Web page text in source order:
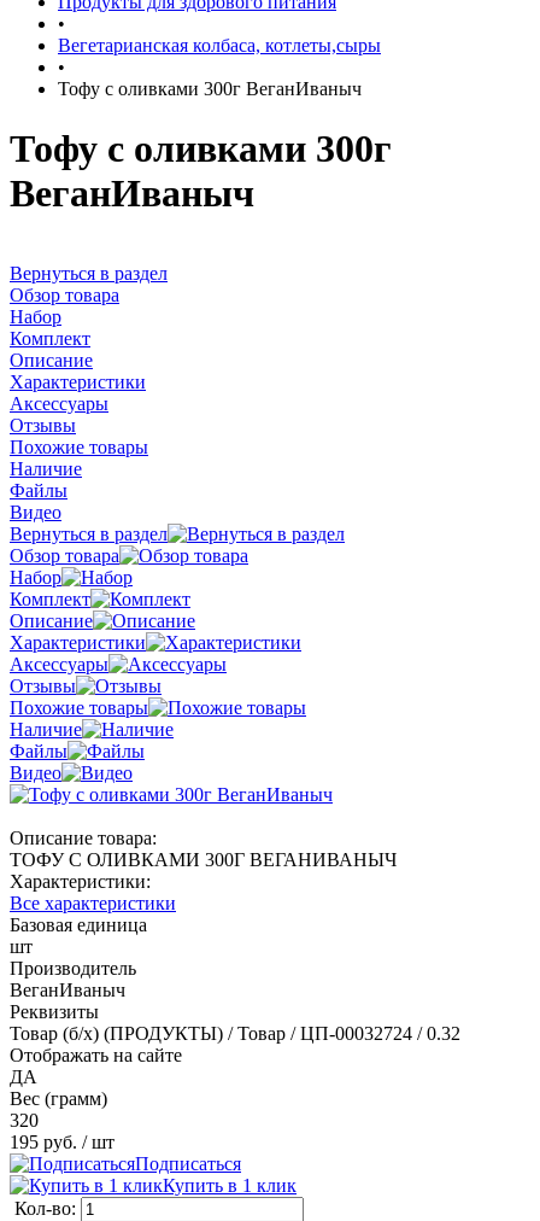
•
Вегетарианская колбаса, котлеты,сыры
•
Тофу с оливками 300г ВеганИваныч
Тофу с оливками 300г
ВеганИваныч
Вернуться в раздел
Обзор товара
Набор
Комплект
Описание
Характеристики
Аксессуары
Отзывы
Похожие товары
Наличие
Файлы
Видео
Вернуться в раздел
Обзор товара
Набор
Комплект
Описание
Характеристики
Аксессуары
Отзывы
Похожие товары
Наличие
Файлы
Видео
Описание товара:
ТОФУ С ОЛИВКАМИ 300Г ВЕГАНИВАНЫЧ
Характеристики:
Все характеристики
Базовая единица
шт
Производитель
ВеганИваныч
Реквизиты
Товар (б/х) (ПРОДУКТЫ) / Товар / ЦП-00032724 / 0.32
Отображать на сайте
ДА
Вес (грамм)
320
195 руб. / шт
Подписаться
Купить в 1 клик
Кол-во: